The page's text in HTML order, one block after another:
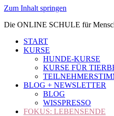
Zum Inhalt springen
Die ONLINE SCHULE für
START
KURSE
HUNDE-KURSE
KURSE FÜR
BLOG + NEWSLETTER
BLOG
WISSPRESSO
FOKUS: LEBENSENDE